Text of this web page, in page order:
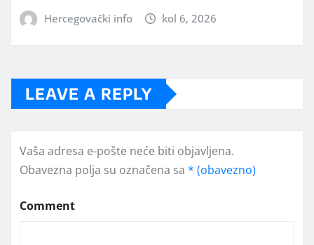
Hercegovački info kol 6, 2026
LEAVE A REPLY
Vaša adresa e-pošte neće biti objavljena.
Obavezna polja su označena sa * (obavezno)
Comment